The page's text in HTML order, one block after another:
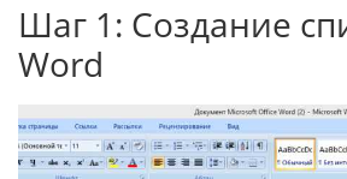
Шаг 1: Создание
Word